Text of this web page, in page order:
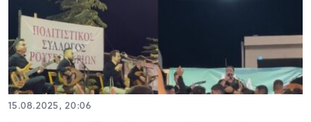
15.08.2025, 20:06